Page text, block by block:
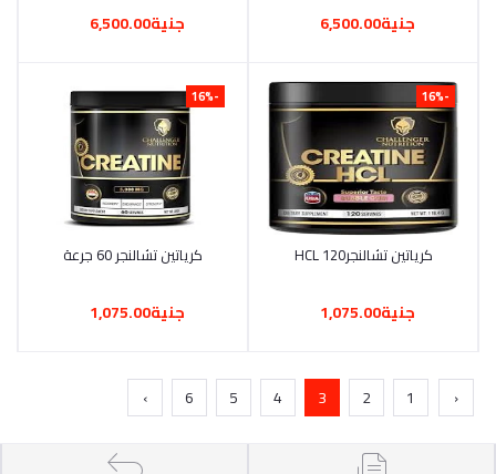
جنية6,500.00 جنية6,500.00
-16%
أضف إلى السلة
كرياتين تشالنجرHCL 120
جنية1,075.00
-16%
أضف إلى السلة
كرياتين تشالنجر 60 جرعة
جنية1,075.00
‹
1
2
3
4
5
6
›